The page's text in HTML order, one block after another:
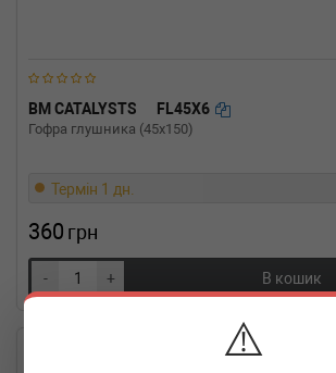
⚠️
BM CATALYSTS FL45X6
Гофра глушника (45x150)
Термін 1 дн.
360 грн
- + В кошик